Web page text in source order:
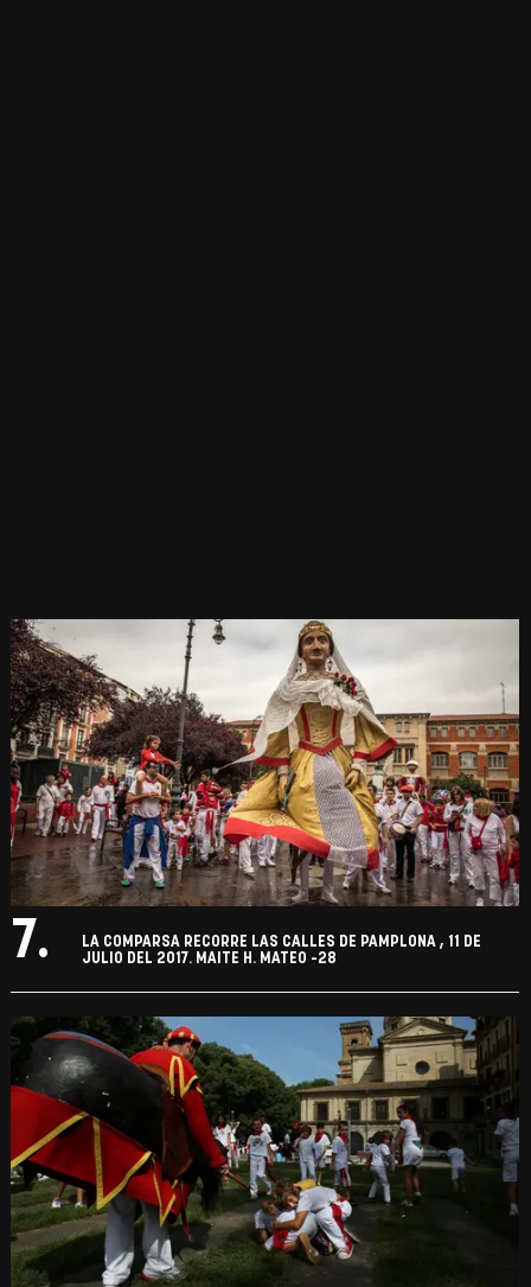
7.
LA COMPARSA RECORRE LAS CALLES DE PAMPLONA , 11 DE
JULIO DEL 2017. MAITE H. MATEO -28